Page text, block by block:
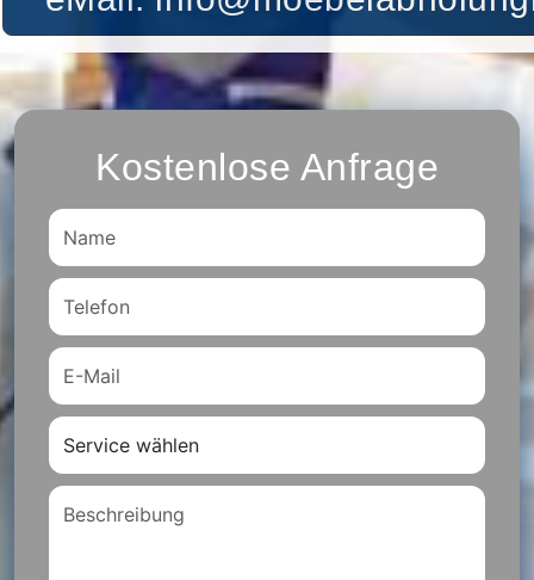
Kostenlose Anfrage